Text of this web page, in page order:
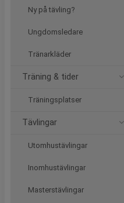
Ny på tävling?
Ungdomsledare
Tränarkläder
Träning & tider
Träningsplatser
Tävlingar
Utomhustävlingar
Inomhustävlingar
Masterstävlingar